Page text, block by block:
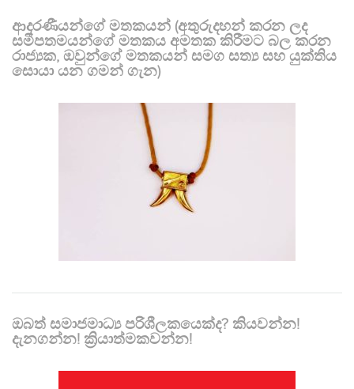
ආදරණීයන්ගේ මතකයන් (අතුරුදහන් කරන ලද
සමීපතමයන්ගේ මතකය අමතක කිරීමට බල කරන
රාජ්‍යක, ඔවුන්ගේ මතකයන් සමග සත්‍ය සහ යුක්තිය
සොයා යන ගමන් ගැන)
ඔබත් සමාජමාධ්‍ය පරිශීලකයෙක්ද? කියවන්න!
දැනගන්න! ක්‍රියාත්මකවන්න!